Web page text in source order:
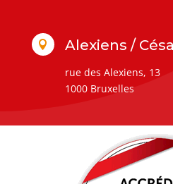
 Alexiens /
rue des Alexiens, 13
1000 Bruxelles